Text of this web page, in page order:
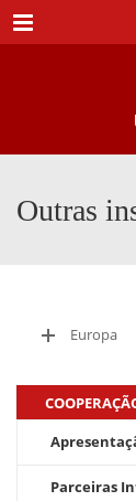
Menu
Outras
Europa
Parceiras